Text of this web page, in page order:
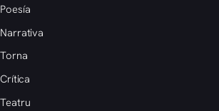
Poesía
Narrativa
Torna
Crítica
Teatru